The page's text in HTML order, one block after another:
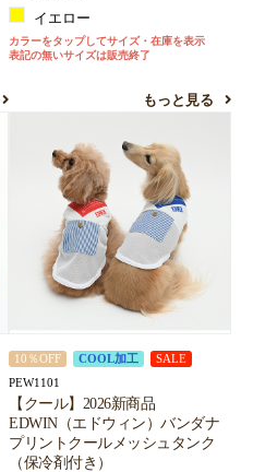
イエロー
カラーをタップしてサイズ・在庫を表示
表記の無いサイズは販売終了
もっと見る
10％OFF COOL加工 SALE
PEW1101
【クール】2026新商品
EDWIN（エドウィン）バンダナ
プリントクールメッシュタンク
（保冷剤付き）